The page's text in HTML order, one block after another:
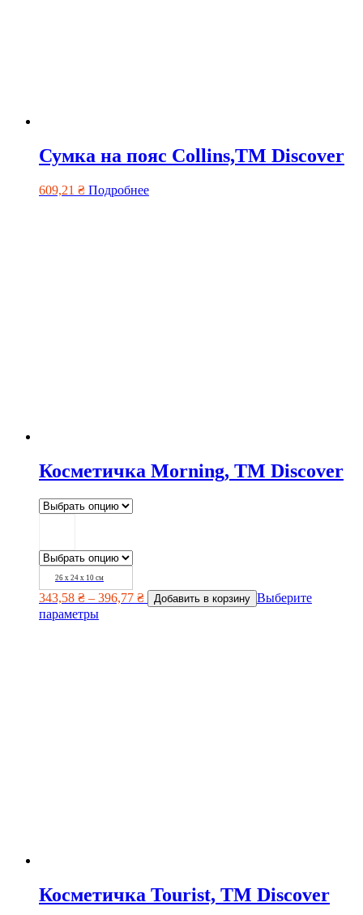
Сумка на пояс Collins,TM Discover
609,21 ₴ Подробнее
Косметичка Morning, TM Discover
26 х 24 х 10 см
343,58 ₴ – 396,77 ₴ Добавить в корзину Выберите
параметры
Косметичка Tourist, TM Discover